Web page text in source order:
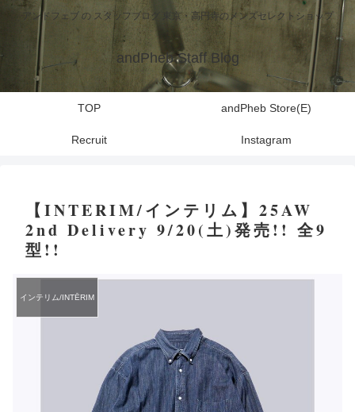
アンドフェブ の スタッフブログ 東京・高円寺のメンズセレクトショップ
andPheb Staff Blog
TOP andPheb Store(E)
Recruit Instagram
【INTERIM/インテリム】25AW
2nd Delivery 9/20(土)発売!! 全9
型!!
インテリム/INTĒRIM